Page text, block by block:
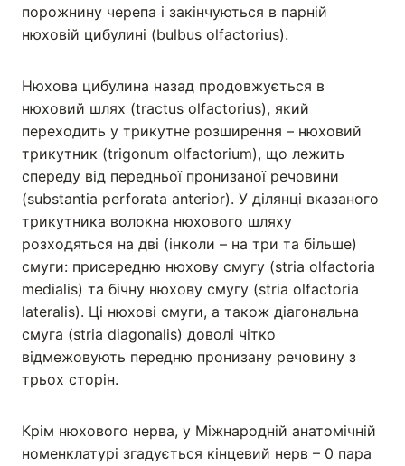
порожнину черепа і закінчуються в парній
нюховій цибулині (bulbus olfactorius).
Нюхова цибулина назад продовжується в
нюховий шлях (tractus olfactorius), який
переходить у трикутне розширення – нюховий
трикутник (trigonum olfactorium), що лежить
спереду від передньої пронизаної речовини
(substantia perforata anterior). У ділянці вказаного
трикутника волокна нюхового шляху
розходяться на дві (інколи – на три та більше)
смуги: присередню нюхову смугу (stria olfactoria
medialis) та бічну нюхову смугу (stria olfactoria
lateralis). Ці нюхові смуги, а також діагональна
смуга (stria diagonalis) доволі чітко
відмежовують передню пронизану речовину з
трьох сторін.
Крім нюхового нерва, у Міжнародній анатомічній
номенклатурі згадується кінцевий нерв – 0 пара